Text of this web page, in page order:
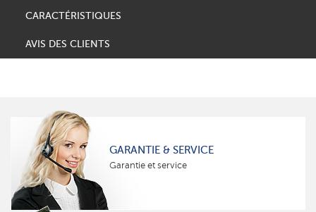
CARACTÉRISTIQUES
AVIS DES CLIENTS
GARANTIE & SERVICE
Garantie et service